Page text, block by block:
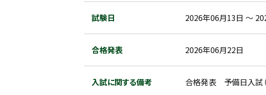
試験日 2026年06月13日 ～
合格発表 2026年06月22日
入試に関する備考 合格発表 予備日入試